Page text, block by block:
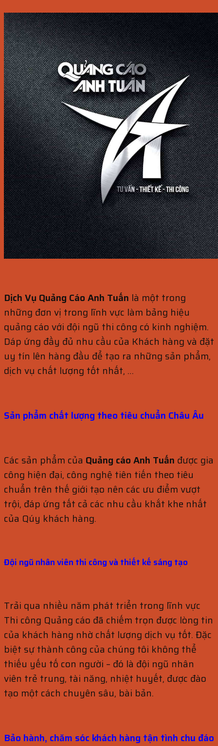
Dịch Vụ Quảng Cáo Anh Tuấn là một trong
những đơn vị trong lĩnh vực làm bảng hiệu
quảng cáo với đội ngũ thi công có kinh nghiệm.
Dáp ứng đầy đủ nhu cầu của Khách hàng và đặt
uy tín lên hàng đầu để tạo ra những sản phẩm,
dịch vụ chất lượng tốt nhất, …
Sản phẩm chất lượng theo tiêu chuẩn Châu Âu
Các sản phẩm của Quảng cáo Anh Tuấn được gia
công hiện đại, công nghệ tiên tiến theo tiêu
chuẩn trên thế giới tạo nên các ưu điểm vượt
trội, đáp ứng tất cả các nhu cầu khắt khe nhất
của Qúy khách hàng.
Đội ngũ nhân viên thi công và thiết kế sáng tạo
Trải qua nhiều năm phát triển trong lĩnh vực
Thi công Quảng cáo đã chiếm trọn được lòng tin
của khách hàng nhờ chất lượng dịch vụ tốt. Đặc
biệt sự thành công của chúng tôi không thể
thiếu yếu tố con người – đó là đội ngũ nhân
viên trẻ trung, tài năng, nhiệt huyết, được đào
tạo một cách chuyên sâu, bài bản.
Bảo hành, chăm sóc khách hàng tận tình chu đáo